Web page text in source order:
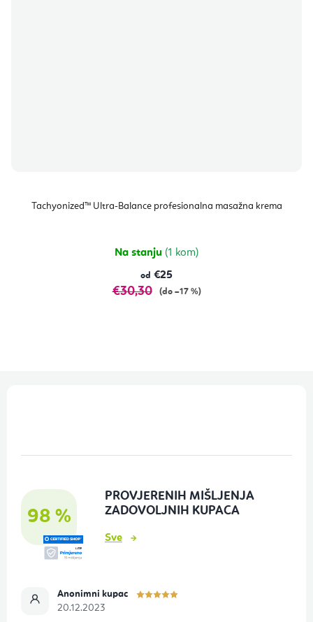
Tachyonized™ Ultra-Balance profesionalna masažna krema
Na stanju (1 kom)
od €25
€30,30 (do –17 %)
98 %
PROVJERENIH MIŠLJENJA
ZADOVOLJNIH KUPACA
Sve
Anonimni kupac
20.12.2023